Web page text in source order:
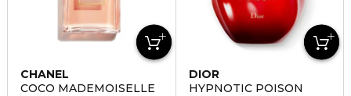
CHANEL
COCO MADEMOISELLE
DIOR
HYPNOTIC POISON